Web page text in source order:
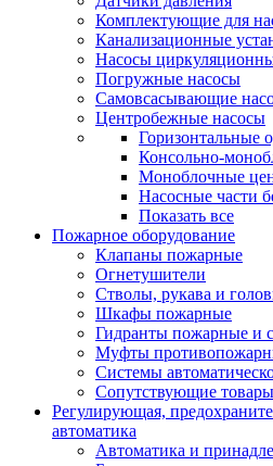
Комплектующие для
Канализационные
Насосы
Погружные насосы
Самовсасывающие
Центробежные насосы
Горизонтальные
Консольно-
Моноблочные
Насосные части
Показать все
Пожарное оборудование
Клапаны пожарные
Огнетушители
Стволы, рукава и
Шкафы пожарные
Гидранты пожарные и
Муфты
Системы
Сопутствующие товары
Регулирующая,
автоматика
Автоматика и